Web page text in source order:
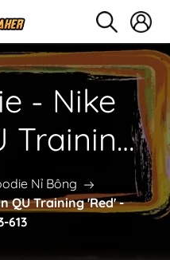
- Nike
Training
613
Nỉ Bông
QU Training 'Red' -
613